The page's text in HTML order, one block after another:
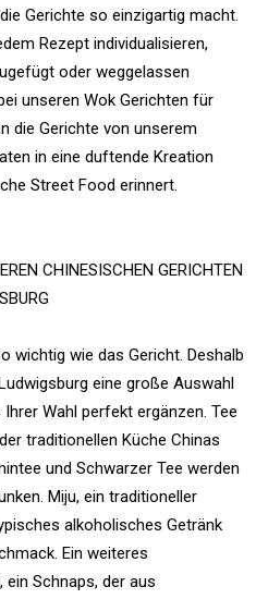
Gerichte so einzigartig macht.
Rezept individualisieren,
oder weggelassen
unseren Wok Gerichten für
die Gerichte von unserem
in eine duftende Kreation
Street Food erinnert.
CHINESISCHEN GERICHTEN
wichtig wie das Gericht. Deshalb
eine große Auswahl
Wahl perfekt ergänzen. Tee
traditionellen Küche Chinas
und Schwarzer Tee werden
Miju, ein traditioneller
alkoholisches Getränk
Ein weiteres
Schnaps, der aus